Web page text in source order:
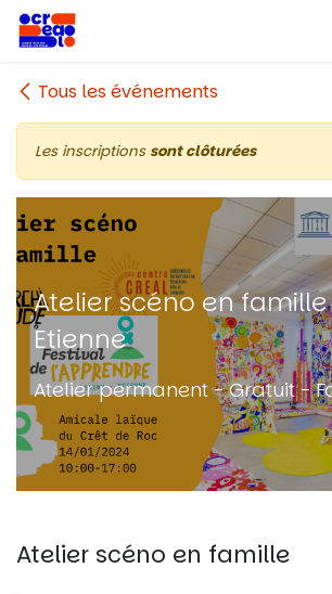
Se rendre au contenu
Tous les événements
Les inscriptions sont clôturées
Atelier scéno en
Etienne
Atelier permanent - Gratuit -
Atelier scéno en famille